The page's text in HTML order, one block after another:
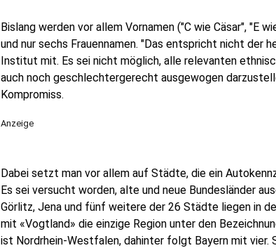
Bislang werden vor allem Vornamen ("C wie Cäsar", "E
und nur sechs Frauennamen. "Das entspricht nicht der
Institut mit. Es sei nicht möglich, alle relevanten
auch noch geschlechtergerecht ausgewogen
Kompromiss.
Anzeige
Dabei setzt man vor allem auf Städte, die ein
Es sei versucht worden, alte und neue Bundesländer
Görlitz, Jena und fünf weitere der 26 Städte liegen in
mit «Vogtland» die einzige Region unter den
ist Nordrhein-Westfalen, dahinter folgt Bayern mit vier.